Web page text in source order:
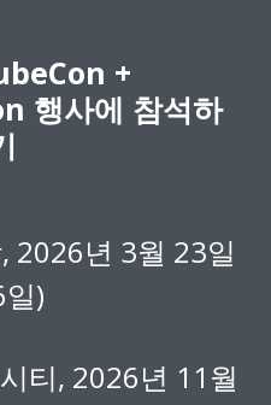
+
행사에 참석하
2026년 3월 23일
)
티, 2026년 11월